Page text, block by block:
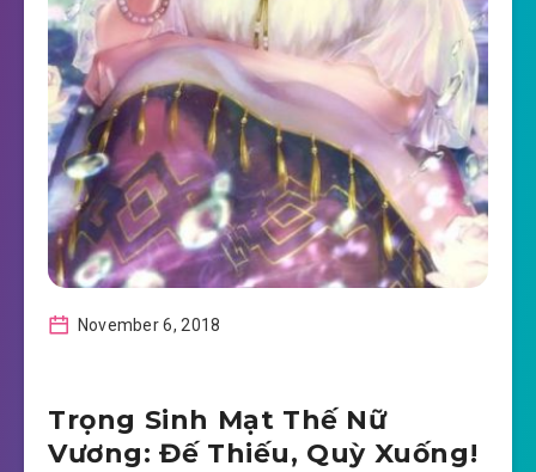
November 6, 2018
Trọng Sinh Mạt Thế Nữ
Vương: Đế Thiếu, Quỳ Xuống!